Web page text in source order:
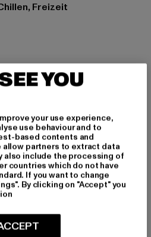
Freizeit
100% Baumwolle
info@punch-gmbh.de
| DE
YOU
your use experience,
use behaviour and to
based contents and
partners to extract data
also include the processing of
countries which do not have
If you want to change
By clicking on "Accept" you